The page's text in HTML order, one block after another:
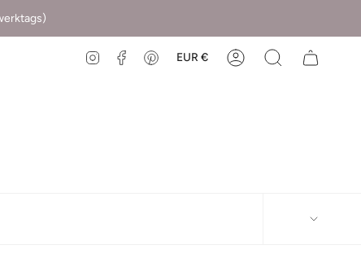
InstagramFacebookPinterestEUR €